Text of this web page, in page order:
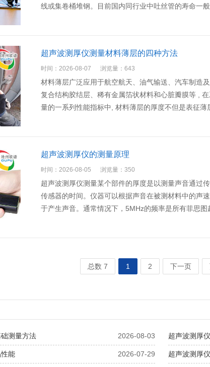
线或集卷桶堆钢。目前国内同行业中吐丝管的寿命一
超声波测厚仪测量材料薄层的四种方法
时间：2026-08-07 浏览量：643
材料薄层广泛应用于航空航天、油气输送、汽车制造
复合结构胶结层、稀有金属箔状材料和心脏瓣膜等 ,
量的一系列性能指标中, 材料薄层的厚度不但是表征
超声波测厚仪的测量原理
时间：2026-08-05 浏览量：350
超声波测厚仪测量某个部件的厚度是以测量声音通过
传感器的时间。仪器可以根据声音在被测材料中的声
于产生声音。通常情况下，5MHz的频率是所有菲思
总数 7 1 2 下一页
2026-08-03
测量方法 超声波测厚
2026-07-29
能 超声波测厚